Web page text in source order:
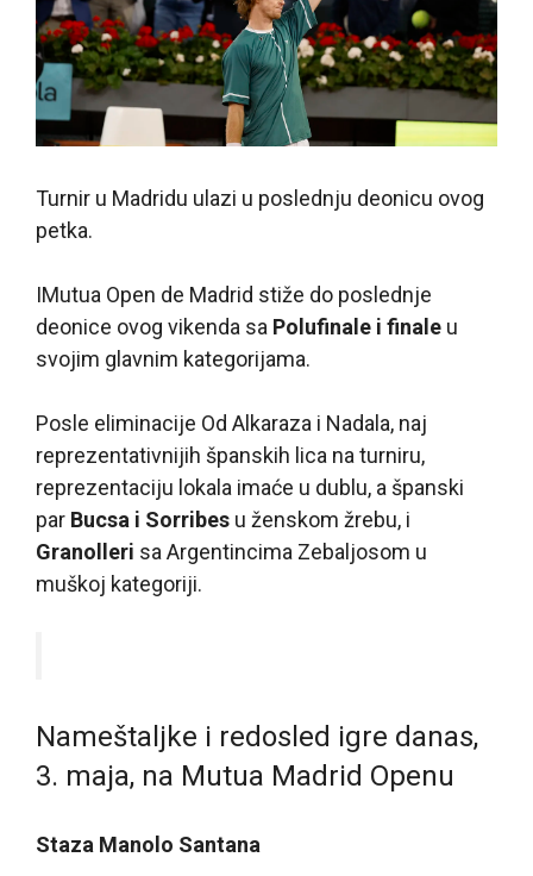
Turnir u Madridu ulazi u poslednju deonicu ovog
petka.
IMutua Open de Madrid stiže do poslednje
deonice ovog vikenda sa Polufinale i finale u
svojim glavnim kategorijama.
Posle eliminacije Od Alkaraza i Nadala, naj
reprezentativnijih španskih lica na turniru,
reprezentaciju lokala imaće u dublu, a španski
par Bucsa i Sorribes u ženskom žrebu, i
Granolleri sa Argentincima Zebaljosom u
muškoj kategoriji.
Nameštaljke i redosled igre danas,
3. maja, na Mutua Madrid Openu
Staza Manolo Santana